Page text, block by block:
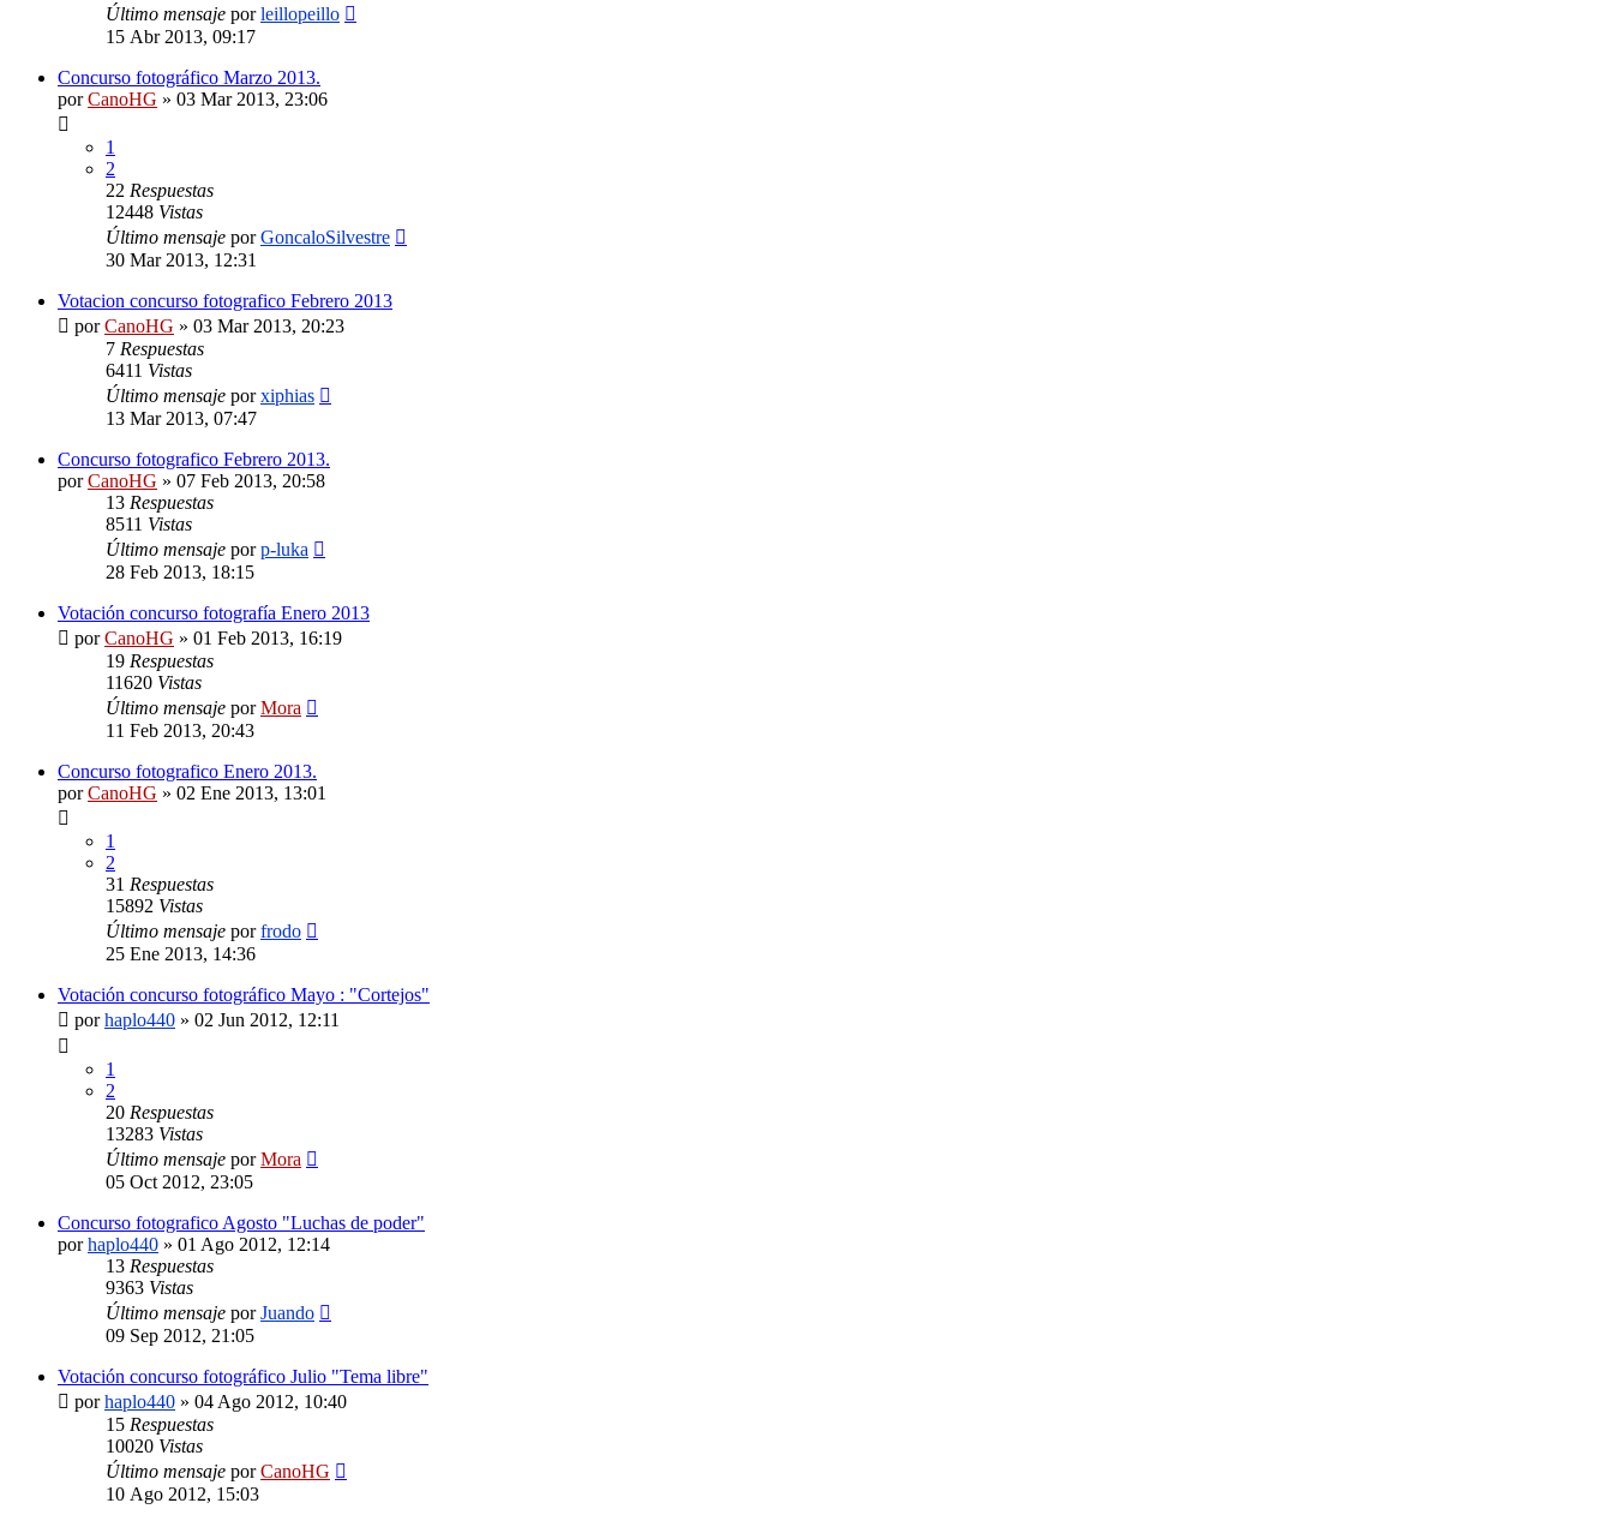
Último mensaje porleillopeillo
15 Abr 2013, 09:17
Concurso fotográfico Marzo 2013.
porCanoHG » 03 Mar 2013, 23:06
1
2
22 Respuestas
12448 Vistas
Último mensaje porGoncaloSilvestre
30 Mar 2013, 12:31
Votacion concurso fotografico Febrero 2013
porCanoHG » 03 Mar 2013, 20:23
7 Respuestas
6411 Vistas
Último mensaje porxiphias
13 Mar 2013, 07:47
Concurso fotografico Febrero 2013.
porCanoHG » 07 Feb 2013, 20:58
13 Respuestas
8511 Vistas
Último mensaje porp-luka
28 Feb 2013, 18:15
Votación concurso fotografía Enero 2013
porCanoHG » 01 Feb 2013, 16:19
19 Respuestas
11620 Vistas
Último mensaje porMora
11 Feb 2013, 20:43
Concurso fotografico Enero 2013.
porCanoHG » 02 Ene 2013, 13:01
1
2
31 Respuestas
15892 Vistas
Último mensaje porfrodo
25 Ene 2013, 14:36
Votación concurso fotográfico Mayo : "Cortejos"
porhaplo440 » 02 Jun 2012, 12:11
1
2
20 Respuestas
13283 Vistas
Último mensaje porMora
05 Oct 2012, 23:05
Concurso fotografico Agosto "Luchas de poder"
porhaplo440 » 01 Ago 2012, 12:14
13 Respuestas
9363 Vistas
Último mensaje porJuando
09 Sep 2012, 21:05
Votación concurso fotográfico Julio "Tema libre"
porhaplo440 » 04 Ago 2012, 10:40
15 Respuestas
10020 Vistas
Último mensaje porCanoHG
10 Ago 2012, 15:03